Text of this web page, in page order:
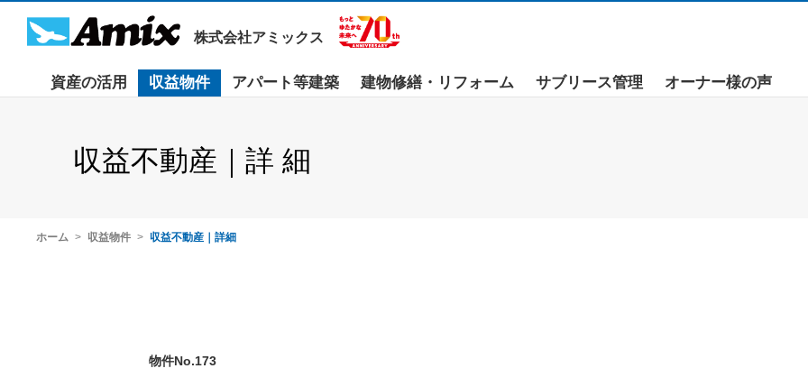
株式会社アミックス
資産の活用 収益物件 アパート等建築 建物修繕・リフォーム サブリース管理 オーナー様の声
収益不動産｜詳 細
ホーム 収益物件 収益不動産｜詳細
物件No.173